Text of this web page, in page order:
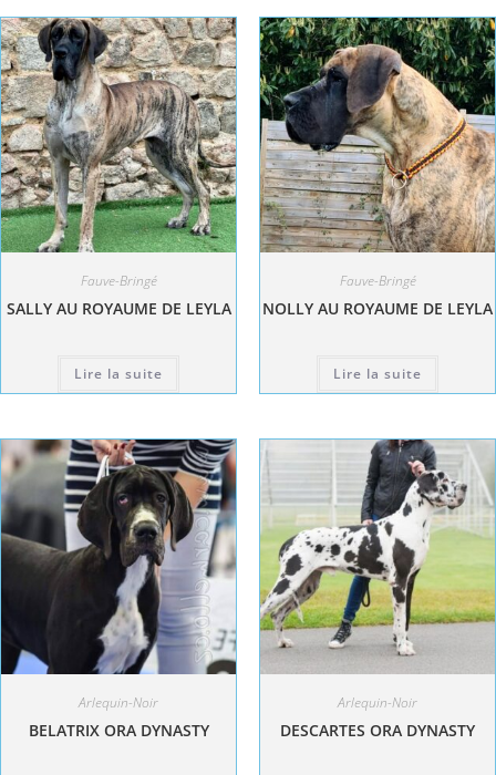
Fauve-Bringé
SALLY AU ROYAUME DE LEYLA
Lire la suite
Fauve-Bringé
NOLLY AU ROYAUME DE LEYLA
Lire la suite
Arlequin-Noir
BELATRIX ORA DYNASTY
Arlequin-Noir
DESCARTES ORA DYNASTY